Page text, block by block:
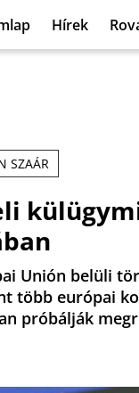
Hírek
SZAÁR
Unión belüli
több európai
próbálják